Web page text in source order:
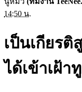
14:50 น.
เป็นเกียรติ
ได้เข้าเฝ้า